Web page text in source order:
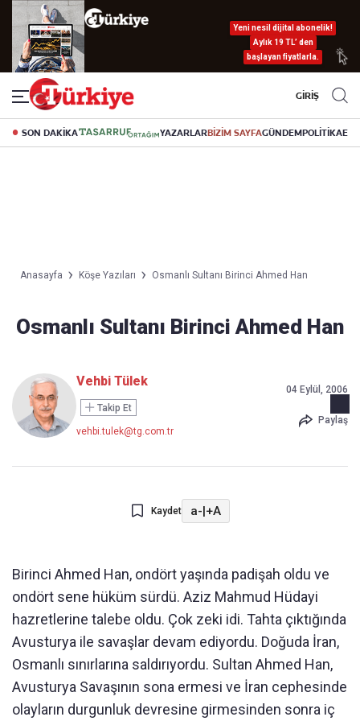
Yeni nesil dijital abonelik!
Aylık 19 TL’ den
başlayan fiyatlarla.
GİRİŞ
SON DAKİKA YAZARLARBİZİM SAYFAGÜNDEMPOLİTİKA
Anasayfa Köşe Yazıları Osmanlı Sultanı Birinci Ahmed Han
Osmanlı Sultanı Birinci Ahmed Han
Vehbi Tülek
Takip Et
vehbi.tulek@tg.com.tr
04 Eylül, 2006
Paylaş
Kaydet a-|+A
Birinci Ahmed Han, ondört yaşında padişah oldu ve
ondört sene hüküm sürdü. Aziz Mahmud Hüdayi
hazretlerine talebe oldu. Çok zeki idi. Tahta çıktığında
Avusturya ile savaşlar devam ediyordu. Doğuda İran,
Osmanlı sınırlarına saldırıyordu. Sultan Ahmed Han,
Avusturya Savaşının sona ermesi ve İran cephesinde
olayların durgunluk devresine girmesinden sonra iç